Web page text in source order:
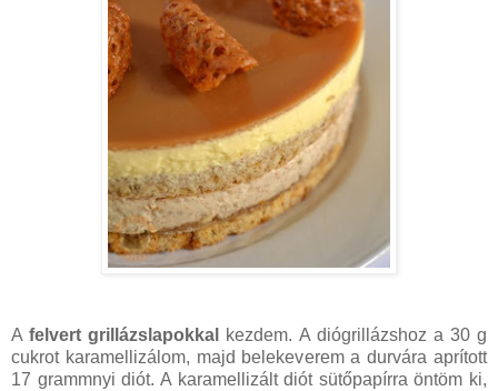
Afelvert grillázslapokkal
kezdem. A diógrillázshoz a 30 g
cukrot karamellizálom, majd belekeverem a durvára aprított
17 grammnyi diót. A karamellizált diót sütőpapírra öntöm ki,